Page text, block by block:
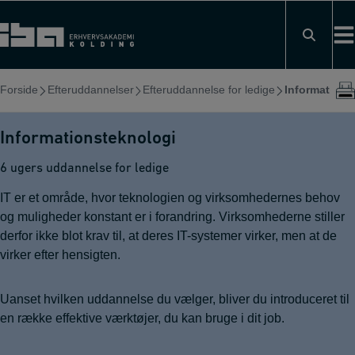
til
indholdet
Forside Efteruddannelser Efteruddannelse for ledige
Informationsteknologi
6 ugers uddannelse for ledige
IT er et område, hvor teknologien og virksomhedernes behov
og muligheder konstant er i forandring. Virksomhederne stiller
derfor ikke blot krav til, at deres IT-systemer virker, men at de
virker efter hensigten.
Uanset hvilken uddannelse du vælger, bliver du introduceret til
en række effektive værktøjer, du kan bruge i dit job.